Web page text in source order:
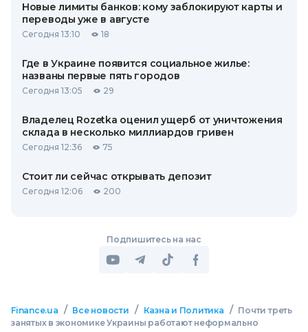
Новые лимиты банков: кому заблокируют карты и
переводы уже в августе
Сегодня 13:10 18
Где в Украине появится социальное жилье:
названы первые пять городов
Сегодня 13:05 29
Владелец Rozetka оценил ущерб от уничтожения
склада в несколько миллиардов гривен
Сегодня 12:36 75
Стоит ли сейчас открывать депозит
Сегодня 12:06 200
Подпишитесь на нас
Finance.ua / Все новости / Казна и Политика / Почти треть
занятых в экономике Украины работают неформально